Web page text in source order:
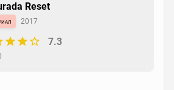
Reset
2017
7.3